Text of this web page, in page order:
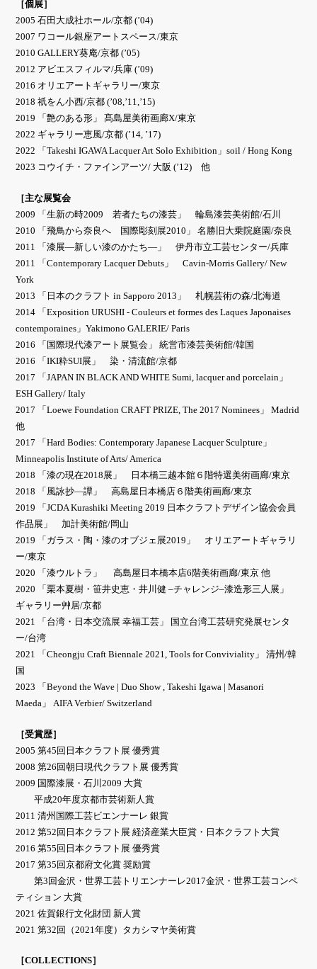
［個展］
2005 石田大成社ホール/京都 (’04)
2007 ワコール銀座アートスペース/東京
2010 GALLERY葵庵/京都 (’05)
2012 アビエスフィルマ/兵庫 (’09)
2016 オリエアートギャラリー/東京
2018 祇をん小西/京都 (’08,’11,’15)
2019 「艶のある形」 髙島屋美術画廊X/東京
2022 ギャラリー恵風/京都 (’14, ’17)
2022 「Takeshi IGAWA Lacquer Art Solo Exhibition」soil / Hong Kong
2023 コウイチ・ファインアーツ/ 大阪 (’12) 他
［主な展覧会
2009 「生新の時2009 若者たちの漆芸」 輪島漆芸美術館/石川
2010 「飛鳥から奈良へ 国際彫刻展2010」 名勝旧大乗院庭園/奈良
2011 「漆展―新しい漆のかたち―」 伊丹市立工芸センター/兵庫
2011 「Contemporary Lacquer Debuts」 Cavin-Morris Gallery/ New
York
2013 「日本のクラフト in Sapporo 2013」 札幌芸術の森/北海道
2014 「Exposition URUSHI - Couleurs et formes des Laques Japonaises
contemporaines」Yakimono GALERIE/ Paris
2016 「国際現代漆アート展覧会」 統営市漆芸美術館/韓国
2016 「IKI粋SUI展」 染・清流館/京都
2017 「JAPAN IN BLACK AND WHITE Sumi, lacquer and porcelain」
ESH Gallery/ Italy
2017 「Loewe Foundation CRAFT PRIZE, The 2017 Nominees」 Madrid
他
2017 「Hard Bodies: Contemporary Japanese Lacquer Sculpture」
Minneapolis Institute of Arts/ America
2018 「漆の現在2018展」 日本橋三越本館６階特選美術画廊/東京
2018 「風詠抄—譚」 高島屋日本橋店６階美術画廊/東京
2019 「JCDA Kurashiki Meeting 2019 日本クラフトデザイン協会会員
作品展」 加計美術館/岡山
2019 「ガラス・陶・漆のオブジェ展2019」 オリエアートギャラリ
ー/東京
2020 「漆ウルトラ」 高島屋日本橋本店6階美術画廊/東京 他
2020 「栗本夏樹・笹井史恵・井川健 –チャレンジ–漆造形三人展」
ギャラリー艸居/京都
2021 「台湾・日本交流展 幸福工芸」 国立台湾工芸研究発展センタ
ー/台湾
2021 「Cheongju Craft Biennale 2021, Tools for Conviviality」 清州/韓
国
2023 「Beyond the Wave | Duo Show , Takeshi Igawa | Masanori
Maeda」 AIFA Verbier/ Switzerland
［受賞歴］
2005 第45回日本クラフト展 優秀賞
2008 第26回朝日現代クラフト展 優秀賞
2009 国際漆展・石川2009 大賞
平成20年度京都市芸術新人賞
2011 清州国際工芸ビエンナーレ 銀賞
2012 第52回日本クラフト展 経済産業大臣賞・日本クラフト大賞
2016 第55回日本クラフト展 優秀賞
2017 第35回京都府文化賞 奨励賞
第3回金沢・世界工芸トリエンナーレ2017金沢・世界工芸コンペ
ティション 大賞
2021 佐賀銀行文化財団 新人賞
2021 第32回（2021年度）タカシマヤ美術賞
［COLLECTIONS］